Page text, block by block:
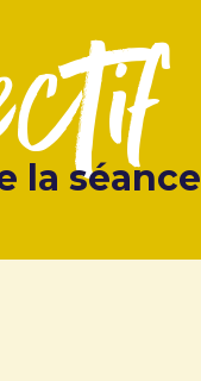
la séance